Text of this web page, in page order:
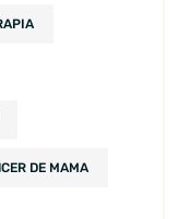
DE MAMA